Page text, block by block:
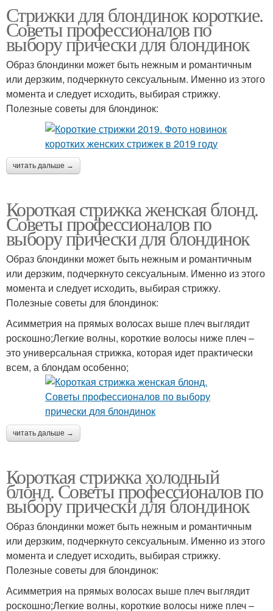
Стрижки для блондинок короткие.
Советы профессионалов по
выбору прически для блондинок
Образ блондинки может быть нежным и романтичным
или дерзким, подчеркнуто сексуальным. Именно из этого
момента и следует исходить, выбирая стрижку.
Полезные советы для блондинок:
читать дальше →
Короткая стрижка женская блонд.
Советы профессионалов по
выбору прически для блондинок
Образ блондинки может быть нежным и романтичным
или дерзким, подчеркнуто сексуальным. Именно из этого
момента и следует исходить, выбирая стрижку.
Полезные советы для блондинок:
Асимметрия на прямых волосах выше плеч выглядит
роскошно;Легкие волны, короткие волосы ниже плеч –
это универсальная стрижка, которая идет практически
всем, а блондам особенно;
читать дальше →
Короткая стрижка холодный
блонд. Советы профессионалов по
выбору прически для блондинок
Образ блондинки может быть нежным и романтичным
или дерзким, подчеркнуто сексуальным. Именно из этого
момента и следует исходить, выбирая стрижку.
Полезные советы для блондинок:
Асимметрия на прямых волосах выше плеч выглядит
роскошно;Легкие волны, короткие волосы ниже плеч –